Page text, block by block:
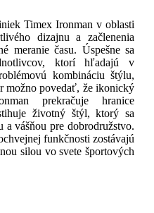
Timex Ironman v oblasti
dizajnu a začlenenia
meranie času. Úspešne sa
ktorí hľadajú v
kombináciu štýlu,
možno povedať, že ikonický
prekračuje hranice
životný štýl, ktorý sa
vášňou pre dobrodružstvo.
funkčnosti zostávajú
silou vo svete športových